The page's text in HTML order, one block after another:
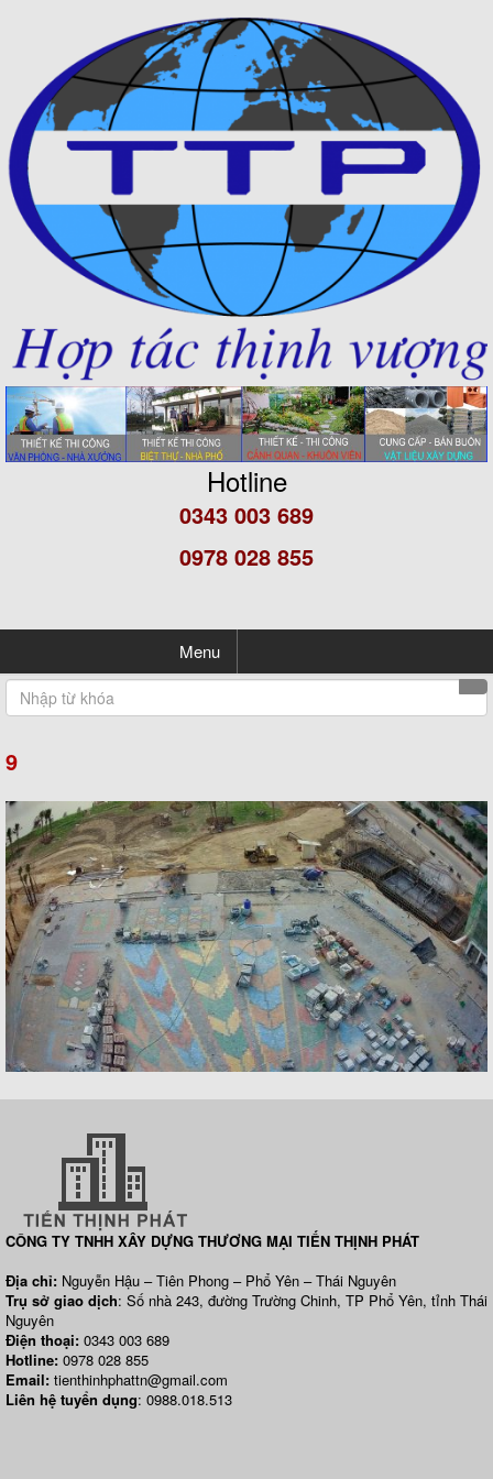
Hotline
0343 003 689
0978 028 855
Menu
9
CÔNG TY TNHH XÂY DỰNG THƯƠNG MẠI TIẾN THỊNH PHÁT
Địa chỉ: Nguyễn Hậu – Tiên Phong – Phổ Yên – Thái Nguyên
Trụ sở giao dịch: Số nhà 243, đường Trường Chinh, TP Phổ Yên, tỉnh Thái
Nguyên
Điện thoại: 0343 003 689
Hotline: 0978 028 855
Email: tienthinhphattn@gmail.com
Liên hệ tuyển dụng: 0988.018.513